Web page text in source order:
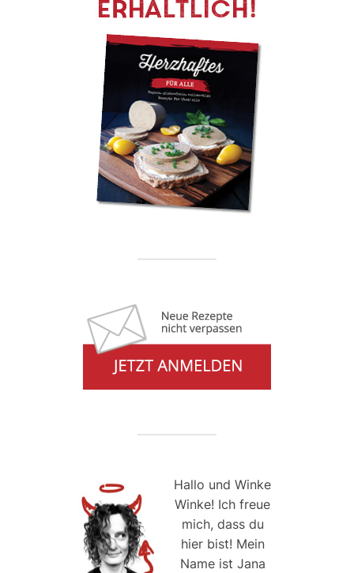
Hallo und Winke
Winke! Ich freue
mich, dass du
hier bist! Mein
Name ist Jana